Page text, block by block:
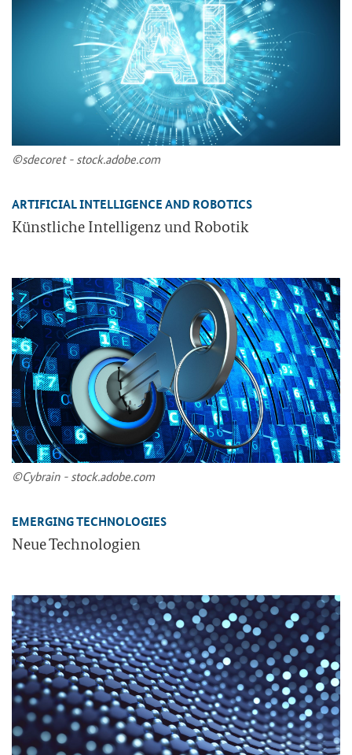
©sde­co­ret - stock.adobe.com
ARTIFICIAL INTELLIGENCE AND ROBOTICS
Künst­li­che In­tel­li­genz und Ro­bo­tik
©Cy­brain - stock.adobe.com
EMERGING TECHNOLOGIES
Neue Tech­no­lo­gien